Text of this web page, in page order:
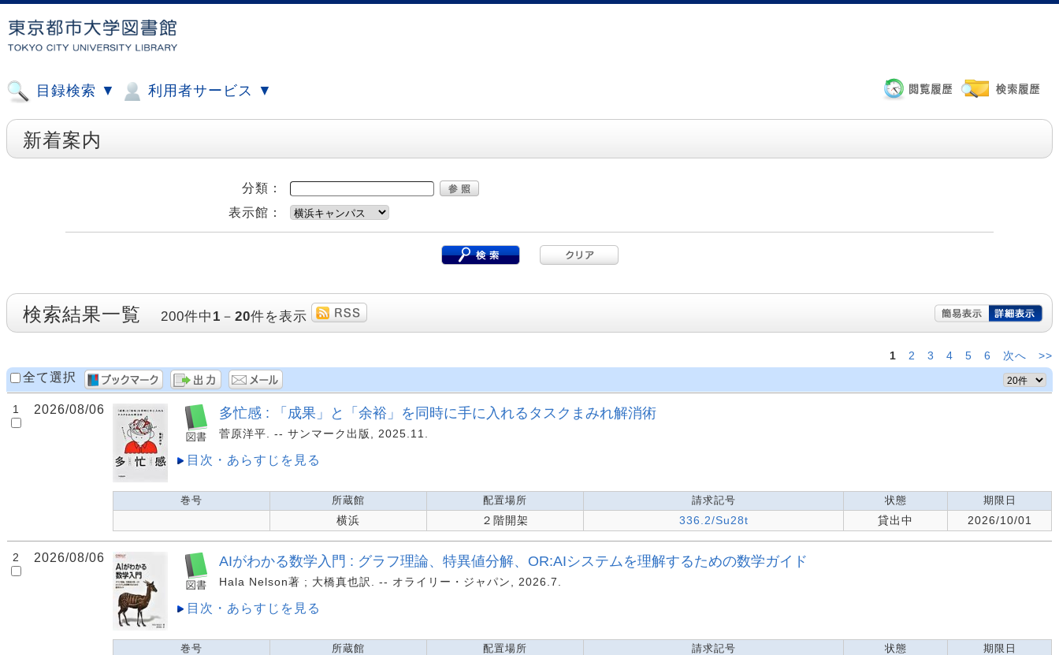
目録検索 ▼ 利用者サービス ▼
新着案内
分類：
表示館：
検索結果一覧 200件中 1 － 20件を表示
1 2 3 4 5 6 次へ >>
全て選択
1 2026/08/06 多忙感 : 「成果」と「余裕」を同時に手に入れるタスクまみれ解消術
菅原洋平. -- サンマーク出版, 2025.11.
目次・あらすじを見る
巻号 所蔵館 配置場所 請求記号 状態 期限日
横浜 ２階開架 336.2/Su28t 貸出中 2026/10/01
2 2026/08/06 AIがわかる数学入門 : グラフ理論、特異値分解、OR:AIシステムを理解するための数学ガイド
Hala Nelson著 ; 大橋真也訳. -- オライリー・ジャパン, 2026.7.
目次・あらすじを見る
巻号 所蔵館 配置場所 請求記号 状態 期限日